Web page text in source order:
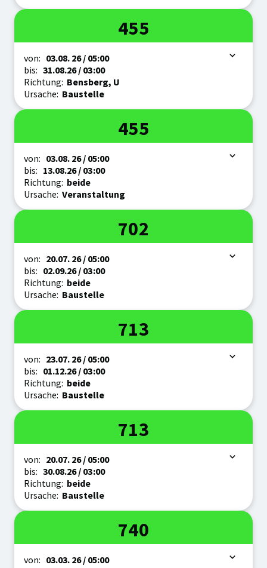
Linie
455
Zeitraum
von: 03.08. 26/ 05:00
bis: 31.08.26/ 03:00
Richtung: Bensberg, U
Ursache: Baustelle
Linie
455
Zeitraum
von: 03.08. 26/ 05:00
bis: 13.08.26/ 03:00
Richtung: beide
Ursache: Veranstaltung
Linie
702
Zeitraum
von: 20.07. 26/ 05:00
bis: 02.09.26/ 03:00
Richtung: beide
Ursache: Baustelle
Linie
713
Zeitraum
von: 23.07. 26/ 05:00
bis: 01.12.26/ 03:00
Richtung: beide
Ursache: Baustelle
Linie
713
Zeitraum
von: 20.07. 26/ 05:00
bis: 30.08.26/ 03:00
Richtung: beide
Ursache: Baustelle
Linie
740
Zeitraum
von: 03.03. 26/ 05:00